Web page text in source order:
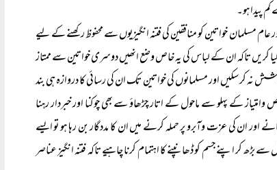
پیدا ہو۔
آپ کی بیٹیوں اور عام مسلمان خواتین کو منافقین کی فتنہ انگیزیوں سے محفوظ رکھنے کے لیے
کریں تاکہ ان کے لباس کی یہ خاص وضع انھیں دوسری خواتین سے ممتاز
کر سکیں اور مسلمانوں کی خواتین تک ان کی رسائی کا دروازہ ہی بند
کے پہلو سے ماحول کے اتار چڑھاؤ سے بھی چوکنا اور خبردار رہنا
اور ان کی عزت وآبرو پر حملہ کرنے میں ان کا مددگار بن رہا ہو تو ایسے
کر اپنے جسم کو ڈھانپنے کا اہتمام کرنا چاہیے تاکہ فتنہ انگیز عناصر